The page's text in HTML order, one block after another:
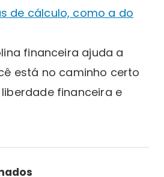
de cálculo, como a do
financeira ajuda a
está no caminho certo
financeira e